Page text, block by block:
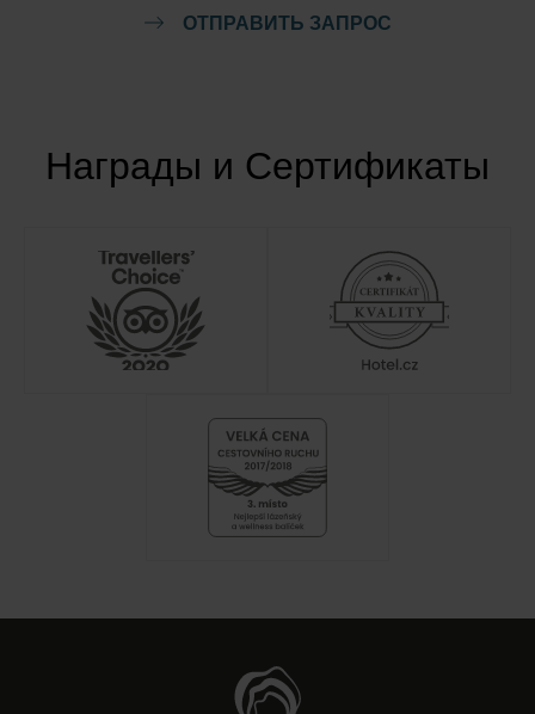
ОТПРАВИТЬ ЗАПРОС
Награды и Сертификаты